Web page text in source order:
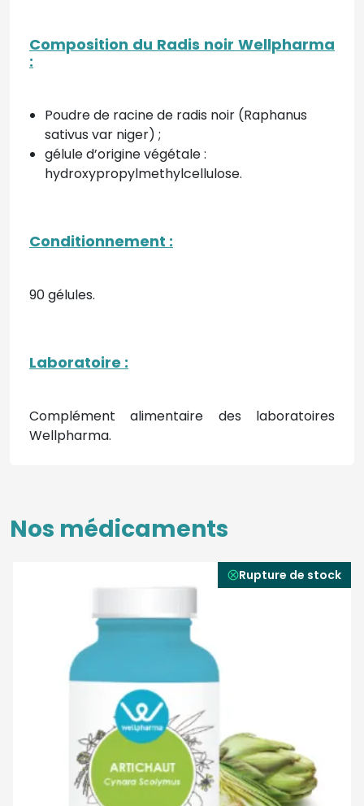
Composition du Radis noir Wellpharma
:
Poudre de racine de radis noir (Raphanus
sativus var niger) ;
géluled’origine végétale :
hydroxypropylmethylcellulose.
Conditionnement :
90 gélules.
Laboratoire :
Complément alimentaire des laboratoires
Wellpharma.
Nos médicaments
Rupture de stock